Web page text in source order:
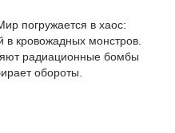
погружается в хаос:
кровожадных монстров.
радиационные бомбы
обороты.